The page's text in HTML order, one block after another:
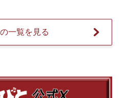
一覧を見る